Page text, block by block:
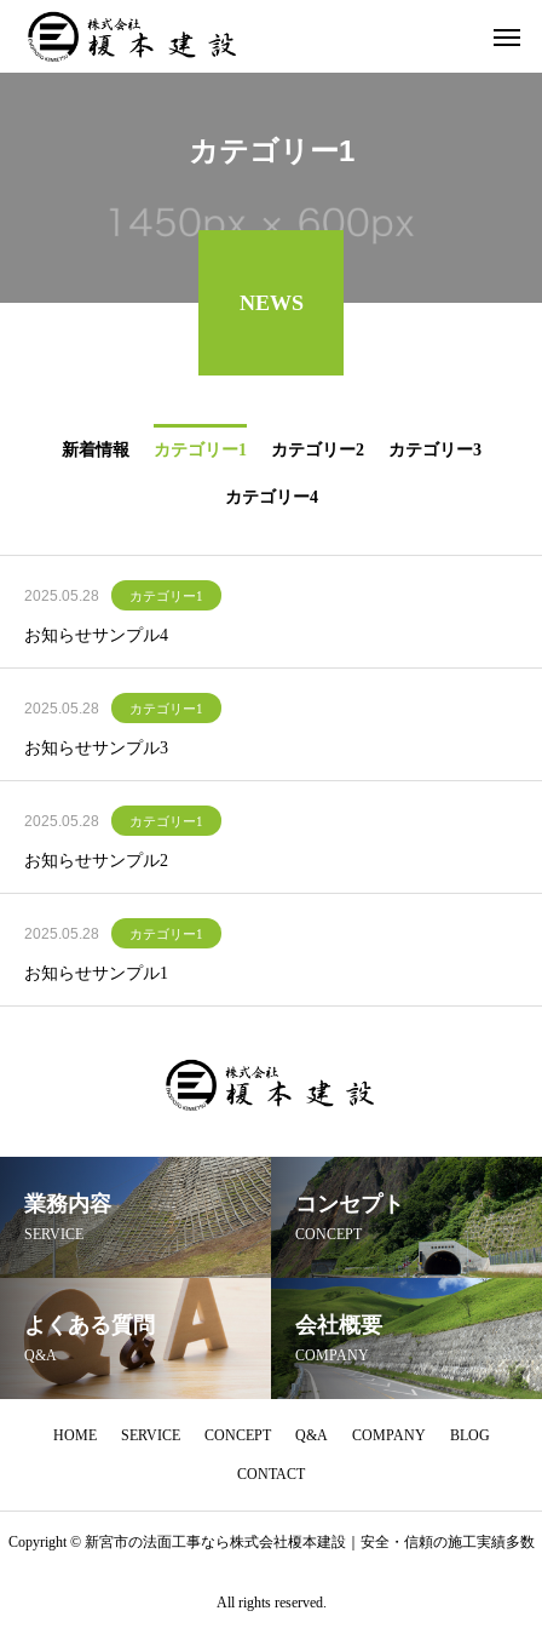
カテゴリー1
NEWS
新着情報 カテゴリー1 カテゴリー2 カテゴリー3
カテゴリー4
2025.05.28 カテゴリー1
お知らせサンプル4
2025.05.28 カテゴリー1
お知らせサンプル3
2025.05.28 カテゴリー1
お知らせサンプル2
2025.05.28 カテゴリー1
お知らせサンプル1
業務内容
SERVICE
コンセプト
CONCEPT
よくある質問
Q&A
会社概要
COMPANY
HOME SERVICE CONCEPT Q&A COMPANY BLOG
CONTACT
Copyright © 新宮市の法面工事なら株式会社榎本建設｜安全・信頼の施工実績多数
All rights reserved.